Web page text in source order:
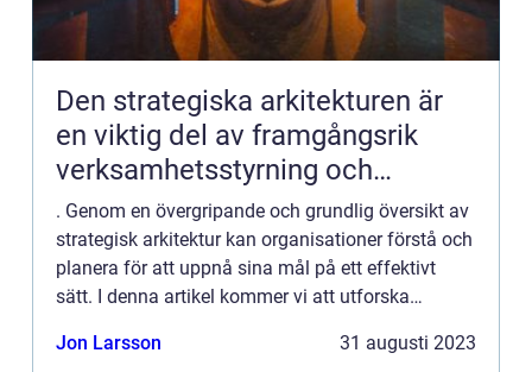
Den strategiska arkitekturen är
en viktig del av framgångsrik
verksamhetsstyrning och
förvaltning
. Genom en övergripande och grundlig översikt av
strategisk arkitektur kan organisationer förstå och
planera för att uppnå sina mål på ett effektivt
sätt. I denna artikel kommer vi att utforska
popul...
Jon Larsson 31 augusti 2023